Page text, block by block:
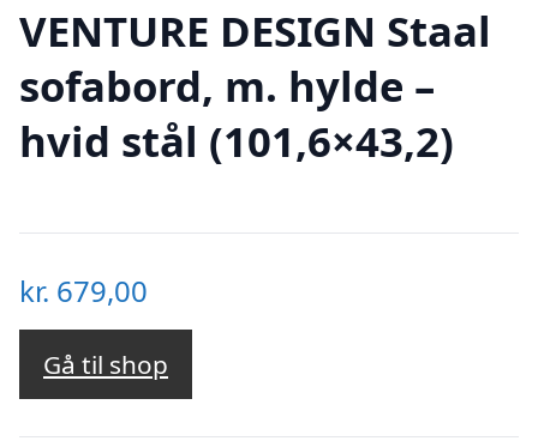
VENTURE DESIGN Staal
sofabord, m. hylde –
hvid stål (101,6×43,2)
kr. 679,00
Gå til shop